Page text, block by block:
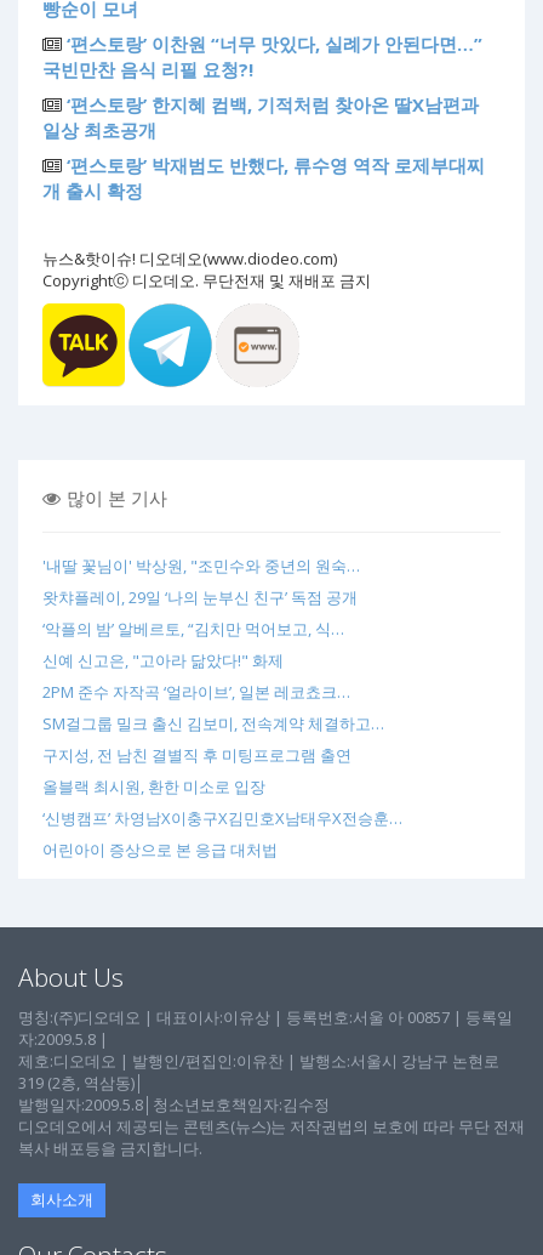
빵순이 모녀
‘편스토랑’ 이찬원 “너무 맛있다, 실례가 안된다면…”
국빈만찬 음식 리필 요청?!
‘편스토랑’ 한지혜 컴백, 기적처럼 찾아온 딸X남편과
일상 최초공개
‘편스토랑’ 박재범도 반했다, 류수영 역작 로제부대찌
개 출시 확정
뉴스&핫이슈! 디오데오(www.diodeo.com)
Copyrightⓒ 디오데오. 무단전재 및 재배포 금지
많이 본 기사
'내딸 꽃님이' 박상원, "조민수와 중년의 원숙…
왓챠플레이, 29일 ‘나의 눈부신 친구’ 독점 공개
‘악플의 밤’ 알베르토, “김치만 먹어보고, 식…
신예 신고은, "고아라 닮았다!" 화제
2PM 준수 자작곡 ‘얼라이브’, 일본 레코쵸크…
SM걸그룹 밀크 출신 김보미, 전속계약 체결하고…
구지성, 전 남친 결별직 후 미팅프로그램 출연
올블랙 최시원, 환한 미소로 입장
‘신병캠프’ 차영남X이충구X김민호X남태우X전승훈…
어린아이 증상으로 본 응급 대처법
About Us
명칭:(주)디오데오 | 대표이사:이유상 | 등록번호:서울 아 00857 | 등록일
자:2009.5.8 |
제호:디오데오 | 발행인/편집인:이유찬 | 발행소:서울시 강남구 논현로
319 (2층, 역삼동)│
발행일자:2009.5.8│청소년보호책임자:김수정
디오데오에서 제공되는 콘텐츠(뉴스)는 저작권법의 보호에 따라 무단 전재
복사 배포등을 금지합니다.
회사소개